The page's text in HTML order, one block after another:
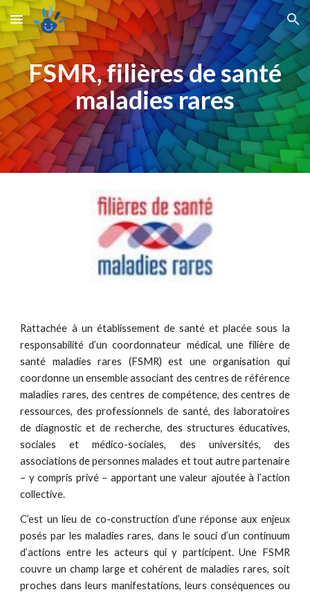
Skip to main content Skip to navigation
FSMR, filières de santé
maladies rares
Rattachée à un établissement de santé et placée sous la
responsabilité d’un coordonnateur médical, une filière de
santé maladies rares (FSMR) est une organisation qui
coordonne un ensemble associant des centres de référence
maladies rares, des centres de compétence, des centres de
ressources, des professionnels de santé, des laboratoires
de diagnostic et de recherche, des structures éducatives,
sociales et médico-sociales, des universités, des
associations de personnes malades et tout autre partenaire
– y compris privé – apportant une valeur ajoutée à l’action
collective.
C’est un lieu de co-construction d’une réponse aux enjeux
posés par les maladies rares, dans le souci d’un continuum
d’actions entre les acteurs qui y participent. Une FSMR
couvre un champ large et cohérent de maladies rares, soit
proches dans leurs manifestations, leurs conséquences ou